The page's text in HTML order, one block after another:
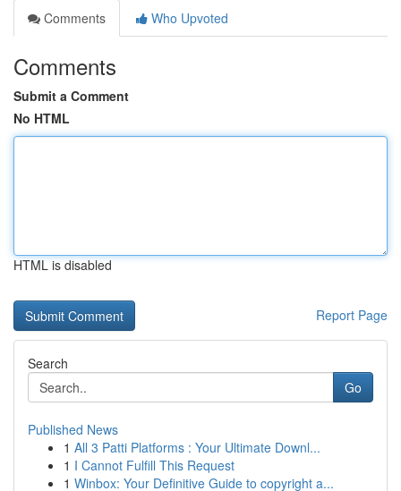
Comments
Who Upvoted
Comments
Submit a Comment
No HTML
HTML is disabled
Report Page
Search
Go
Published News
1 All 3 Patti Platforms : Your Ultimate Downl...
1 I Cannot Fulfill This Request
1 Winbox: Your Definitive Guide to copyright a...